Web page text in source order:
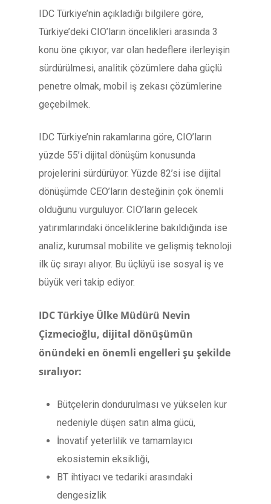
IDC Türkiye’nin açıkladığı bilgilere göre,
Türkiye’deki CIO’ların öncelikleri arasında 3
konu öne çıkıyor; var olan hedeflere ilerleyişin
sürdürülmesi, analitik çözümlere daha güçlü
penetre olmak, mobil iş zekası çözümlerine
geçebilmek.
IDC Türkiye’nin rakamlarına göre, CIO’ların
yüzde 55’i dijital dönüşüm konusunda
projelerini sürdürüyor. Yüzde 82’si ise dijital
dönüşümde CEO’ların desteğinin çok önemli
olduğunu vurguluyor. CIO’ların gelecek
yatırımlarındaki önceliklerine bakıldığında ise
analiz, kurumsal mobilite ve gelişmiş teknoloji
ilk üç sırayı alıyor. Bu üçlüyü ise sosyal iş ve
büyük veri takip ediyor.
IDC Türkiye Ülke Müdürü Nevin
Çizmecioğlu, dijital dönüşümün
önündeki en önemli engelleri şu şekilde
sıralıyor:
Bütçelerin dondurulması ve yükselen kur
nedeniyle düşen satın alma gücü,
İnovatif yeterlilik ve tamamlayıcı
ekosistemin eksikliği,
BT ihtiyacı ve tedariki arasındaki
dengesizlik